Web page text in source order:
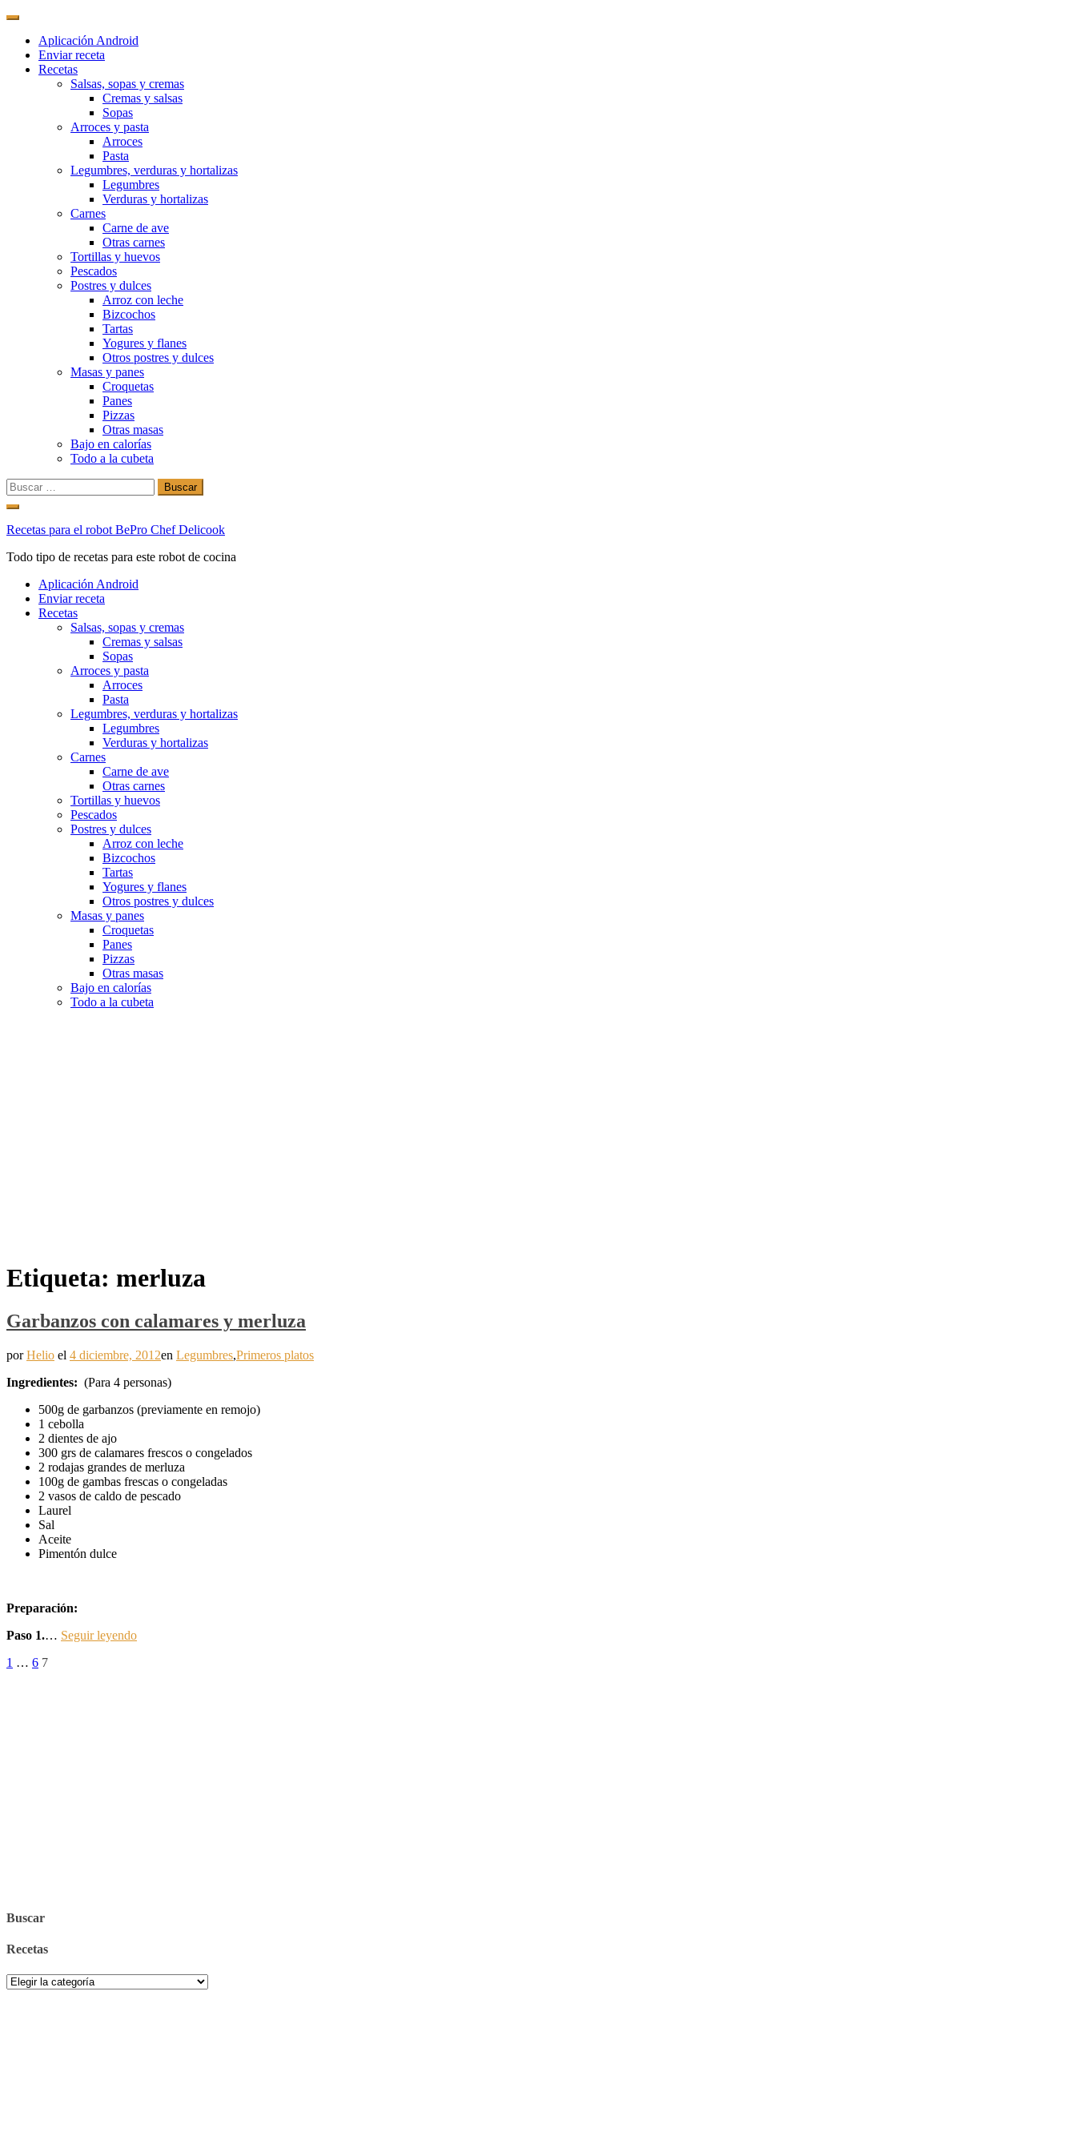
Aplicación Android
Enviar receta
Recetas
Salsas, sopas y cremas
Cremas y salsas
Sopas
Arroces y pasta
Arroces
Pasta
Legumbres, verduras y hortalizas
Legumbres
Verduras y hortalizas
Carnes
Carne de ave
Otras carnes
Tortillas y huevos
Pescados
Postres y dulces
Arroz con leche
Bizcochos
Tartas
Yogures y flanes
Otros postres y dulces
Masas y panes
Croquetas
Panes
Pizzas
Otras masas
Bajo en calorías
Todo a la cubeta
Buscar:
Ir
contenido
Recetas para el robot BePro Chef Delicook
Todo tipo de recetas para este robot de cocina
Aplicación Android
Enviar receta
Recetas
Salsas, sopas y cremas
Cremas y salsas
Sopas
Arroces y pasta
Arroces
Pasta
Legumbres, verduras y hortalizas
Legumbres
Verduras y hortalizas
Carnes
Carne de ave
Otras carnes
Tortillas y huevos
Pescados
Postres y dulces
Arroz con leche
Bizcochos
Tartas
Yogures y flanes
Otros postres y dulces
Masas y panes
Croquetas
Panes
Pizzas
Otras masas
Bajo en calorías
Todo a la cubeta
Etiqueta: merluza
Garbanzos con calamares y merluza
porHelio el 4 diciembre, 2012en Legumbres,Primeros platos
Ingredientes: (Para 4 personas)
500g de garbanzos (previamente en remojo)
1 cebolla
2 dientes de ajo
300 grs de calamares frescos o congelados
2 rodajas grandes de merluza
100g de gambas frescas o congeladas
2 vasos de caldo de pescado
Laurel
Sal
Aceite
Pimentón dulce
Preparación:
Paso 1.… Seguir leyendo
Paginación
Página
1 … Página
6 Página
7
Buscar
Recetas
Recetas